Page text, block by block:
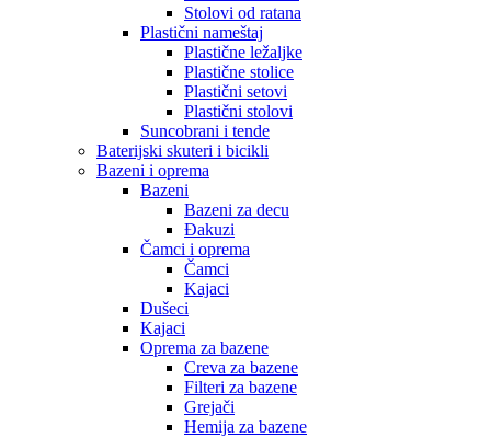
Stolovi od ratana
Plastični nameštaj
Plastične ležaljke
Plastične stolice
Plastični setovi
Plastični stolovi
Suncobrani i tende
Baterijski skuteri i bicikli
Bazeni i oprema
Bazeni
Bazeni za decu
Đakuzi
Čamci i oprema
Čamci
Kajaci
Dušeci
Kajaci
Oprema za bazene
Creva za bazene
Filteri za bazene
Grejači
Hemija za bazene